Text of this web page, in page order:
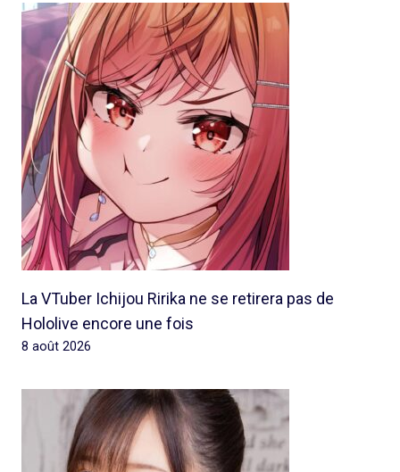
La VTuber Ichijou Ririka ne se retirera pas de
Hololive encore une fois
8 août 2026